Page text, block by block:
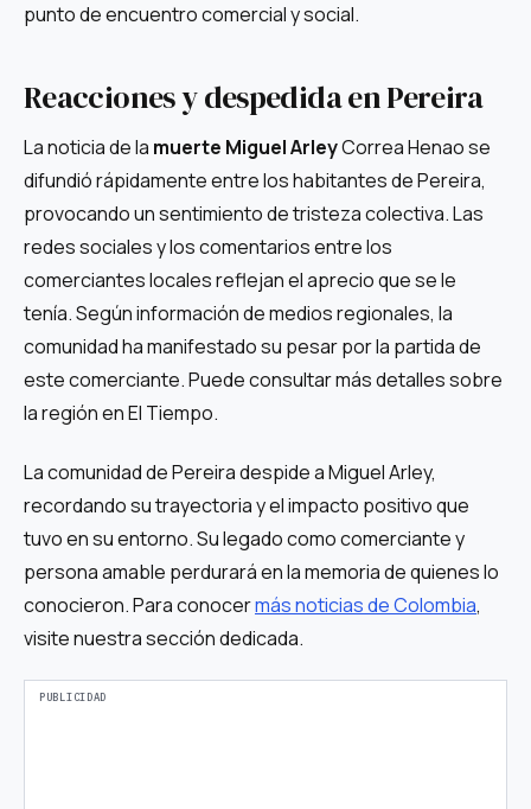
punto de encuentro comercial y social.
Reacciones y despedida en Pereira
La noticia de la muerte Miguel ArleyCorrea Henao se
difundió rápidamente entre los habitantes de Pereira,
provocando un sentimiento de tristeza colectiva. Las
redes sociales y los comentarios entre los
comerciantes locales reflejan el aprecio que se le
tenía. Según información de medios regionales, la
comunidad ha manifestado su pesar por la partida de
este comerciante. Puede consultar más detalles sobre
la región en El Tiempo.
La comunidad de Pereira despide a Miguel Arley,
recordando su trayectoria y el impacto positivo que
tuvo en su entorno. Su legado como comerciante y
persona amable perdurará en la memoria de quienes lo
conocieron. Para conocermás noticias de Colombia,
visite nuestra sección dedicada.